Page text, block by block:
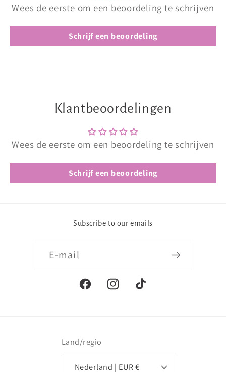
Wees de eerste om een beoordeling te schrijven
Schrijf een beoordeling
Klantbeoordelingen
Wees de eerste om een beoordeling te schrijven
Schrijf een beoordeling
Subscribe to our emails
E‑mail
FacebookInstagramTikTok
Land/regio
Nederland | EUR €